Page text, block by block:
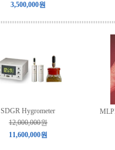
3,500,000원
SDGR Hygrometer
12,000,000원
11,600,000원